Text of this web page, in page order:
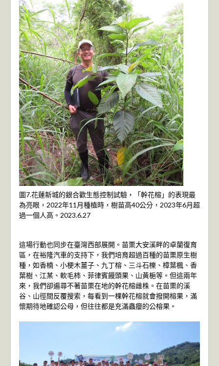
圖7.花蓮新城的銀合歡生態控制試驗，「幹花榕」的表現最
為亮眼，2022年11月種植時，樹苗高40公分，2023年6月超
過一個人高。2023.6.27
這場行動也同步在臺灣西部展開。苗栗大安溪畔的卓蘭復育
區，在裕隆汽車的支持下，我們培育超過百種的苗栗原生樹
種，如香楠、小梗木薑子、九丁榕、三斗石櫟、樟葉楓、香
葉樹、江某、軟毛柿、菲律賓饅頭果、山黃梔等。但這兩年
來，我們卻遍尋不著苗栗在地的幹花榕雌株。在苗栗的溪
谷、山徑間反覆搜索，每看到一棵幹花榕就會撥開榕果，滿
懷期待地確認公母，但往往都是充滿蟲癭的公榕果。